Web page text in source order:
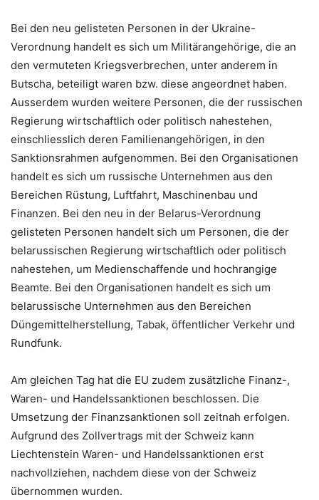
Bei den neu gelisteten Personen in der Ukraine-
Verordnung handelt es sich um Militärangehörige, die an
den vermuteten Kriegsverbrechen, unter anderem in
Butscha, beteiligt waren bzw. diese angeordnet haben.
Ausserdem wurden weitere Personen, die der russischen
Regierung wirtschaftlich oder politisch nahestehen,
einschliesslich deren Familienangehörigen, in den
Sanktionsrahmen aufgenommen. Bei den Organisationen
handelt es sich um russische Unternehmen aus den
Bereichen Rüstung, Luftfahrt, Maschinenbau und
Finanzen. Bei den neu in der Belarus-Verordnung
gelisteten Personen handelt sich um Personen, die der
belarussischen Regierung wirtschaftlich oder politisch
nahestehen, um Medienschaffende und hochrangige
Beamte. Bei den Organisationen handelt es sich um
belarussische Unternehmen aus den Bereichen
Düngemittelherstellung, Tabak, öffentlicher Verkehr und
Rundfunk.
Am gleichen Tag hat die EU zudem zusätzliche Finanz-,
Waren- und Handelssanktionen beschlossen. Die
Umsetzung der Finanzsanktionen soll zeitnah erfolgen.
Aufgrund des Zollvertrags mit der Schweiz kann
Liechtenstein Waren- und Handelssanktionen erst
nachvollziehen, nachdem diese von der Schweiz
übernommen wurden.